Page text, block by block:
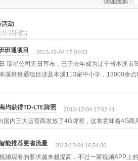
班通项目 2013-12-04 17:04:03
瑞星公司近日宣布，已于去年成为辽宁省本溪市
溪班班通项目涉及本溪113家中小学，13000余
均获得TD-LTE牌照 2013-12-04 17:02:41
内三大运营商发放了4G牌照，这将意味着4G商
能推荐更省流量 2013-12-04 16:54:36
频观看的要求越来越提高，不过一家视频APP上